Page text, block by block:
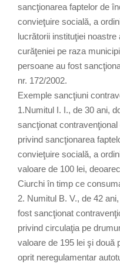
sancţionarea faptelor de
convieţuire socială, a
lucrătorii instituţiei
curăţeniei pe raza
persoane au fost
nr. 172/2002.
Exemple sancţiuni
1.Numitul I. I., de 30 ani,
sancţionat
privind sancţionarea
convieţuire socială, a
valoare de 100 lei,
Ciurchi în timp ce
2. Numitul B. V., de 42
fost sancţionat
privind circulaţia pe
valoare de 195 lei şi două
oprit neregulamentar